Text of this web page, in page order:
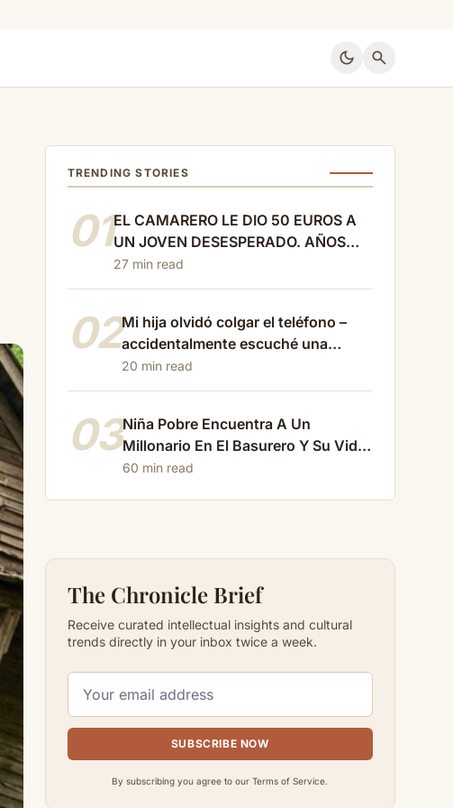
dark_mode search
TRENDING STORIES
01EL CAMARERO LE DIO 50 EUROS A
UN JOVEN DESESPERADO. AÑOS
DESPUÉS, CUANDO LO PERDIÓ
TODO, AQUEL JOVEN REGRESÓ
27 min read
02Mi hija olvidó colgar el teléfono –
accidentalmente escuché una
conversación cruel con…
20 min read
03Niña Pobre Encuentra A Un
Millonario En El Basurero Y Su Vida
Cambia Para Siempre…
60 min read
The Chronicle Brief
Receive curated intellectual insights and cultural
trends directly in your inbox twice a week.
SUBSCRIBE NOW
By subscribing you agree to our Terms of Service.